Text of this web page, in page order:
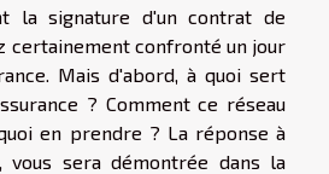
la signature d'un contrat de
certainement confronté un jour
Mais d'abord, à quoi sert
? Comment ce réseau
en prendre ? La réponse à
vous sera démontrée dans la